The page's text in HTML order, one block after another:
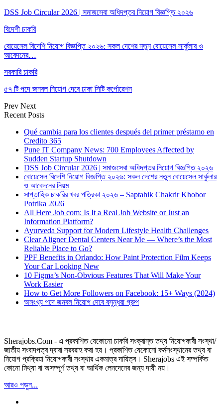
DSS Job Circular 2026 | সমাজসেবা অধিদপ্তর নিয়োগ বিজ্ঞপ্তি ২০২৬
বিদেশী চাকরি
বোয়েসেল বিদেশি নিয়োগ বিজ্ঞপ্তি ২০২৬: সকল দেশের নতুন বোয়েসেল সার্কুলার ও
আবেদনের…
সরকারি চাকরি
৫৭ টি পদে জনবল নিয়োগ দেবে ঢাকা সিটি কর্পোরেশন
Prev Next
Recent Posts
Qué cambia para los clientes después del primer préstamo en
Credito 365
Pune IT Company News: 700 Employees Affected by
Sudden Startup Shutdown
DSS Job Circular 2026 | সমাজসেবা অধিদপ্তর নিয়োগ বিজ্ঞপ্তি ২০২৬
বোয়েসেল বিদেশি নিয়োগ বিজ্ঞপ্তি ২০২৬: সকল দেশের নতুন বোয়েসেল সার্কুলার
ও আবেদনের নিয়ম
সাপ্তাহিক চাকরির খবর পত্রিকা ২০২৬ – Saptahik Chakrir Khobor
Potrika 2026
All Here Job com: Is It a Real Job Website or Just an
Information Platform?
Ayurveda Support for Modern Lifestyle Health Challenges
Clear Aligner Dental Centers Near Me — Where’s the Most
Reliable Place to Go?
PPF Benefits in Orlando: How Paint Protection Film Keeps
Your Car Looking New
10 Figma’s Non-Obvious Features That Will Make Your
Work Easier
How to Get More Followers on Facebook: 15+ Ways (2024)
অসংখ্য পদে জনবল নিয়োগ দেবে বসুন্ধরা গ্রুপ
Sherajobs.Com - এ প্রকাশিত যেকোনো চাকরি সংক্রান্ত তথ্য নিয়োগকারী সংস্থা/
জাতীয় সংবাদপত্র দ্বারা সরবরাহ করা হয়। প্রকাশিত যেকোনো কর্মসংস্থানের তথ্য বা
নিয়োগ প্রক্রিয়া নিয়োগকারী সংস্থার একমাত্র দায়িত্ব। Sherajobs এই সম্পর্কিত
কোনো মিথ্যা বা অসম্পূর্ণ তথ্য বা আর্থিক লেনদেনের জন্য দায়ী নয়।
আরও পড়ুন...